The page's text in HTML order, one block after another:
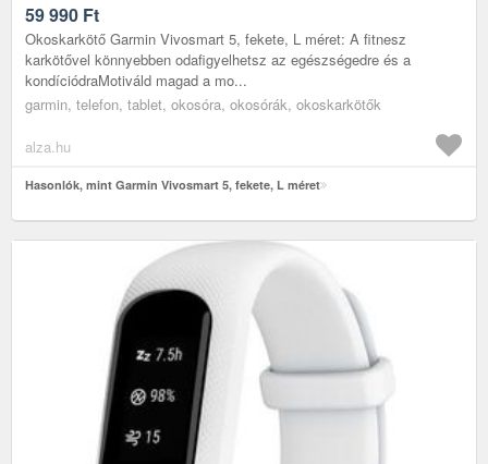
59 990 Ft
Okoskarkötő Garmin Vivosmart 5, fekete, L méret: A fitnesz
karkötővel könnyebben odafigyelhetsz az egészségedre és a
kondíciódraMotiváld magad a mo...
garmin, telefon, tablet, okosóra, okosórák, okoskarkötők
alza.hu
Hasonlók, mint Garmin Vivosmart 5, fekete, L méret